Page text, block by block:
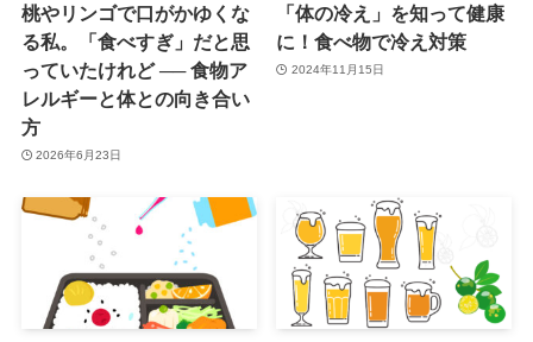
桃やリンゴで口がかゆくな
る私。「食べすぎ」だと思
っていたけれど ── 食物ア
レルギーと体との向き合い
方
2026年6月23日
「体の冷え」を知って健康
に！食べ物で冷え対策
2024年11月15日